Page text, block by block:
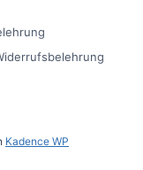
Kadence WP